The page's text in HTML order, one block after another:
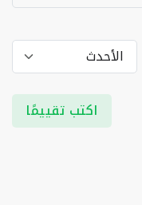
اكتب تقييمًا